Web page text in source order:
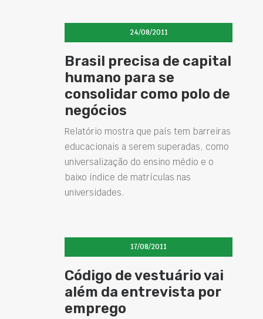
24/08/2011
Brasil precisa de capital
humano para se
consolidar como polo de
negócios
Relatório mostra que país tem barreiras
educacionais a serem superadas, como
universalização do ensino médio e o
baixo índice de matrículas nas
universidades.
17/08/2011
Código de vestuário vai
além da entrevista por
emprego